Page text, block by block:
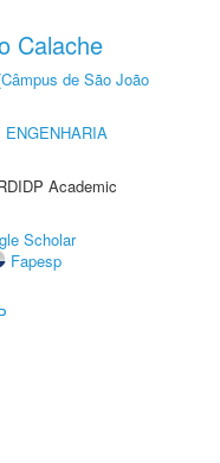
Calache
de São João
ENGENHARIA
Academic
Scholar
Fapesp